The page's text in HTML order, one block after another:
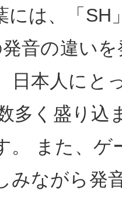
には、「SH
音の違い
日本人にと
多く盛り
。 また、ゲ
みながら発